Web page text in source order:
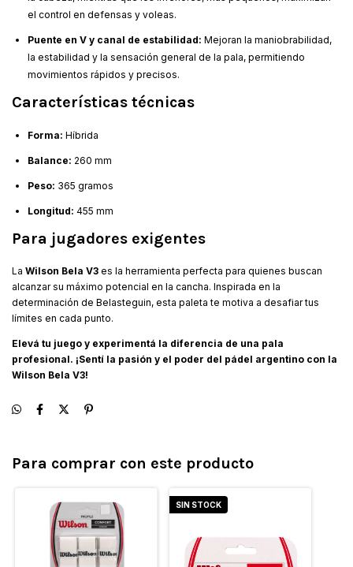
el control en defensas y voleas.
Puente en V y canal de estabilidad: Mejoran la maniobrabilidad,
la estabilidad y la sensación general de la pala, permitiendo
movimientos rápidos y precisos.
Características técnicas
Forma: Híbrida
Balance: 260 mm
Peso: 365 gramos
Longitud: 455 mm
Para jugadores exigentes
La Wilson Bela V3 es la herramienta perfecta para quienes buscan
alcanzar su máximo potencial en la cancha. Inspirada en la
determinación de Belasteguin, esta paleta te motiva a desafiar tus
límites en cada punto.
Elevá tu juego y experimentá la diferencia de una pala
profesional. ¡Sentí la pasión y el poder del pádel argentino con la
Wilson Bela V3!
Para comprar con este producto
SIN STOCK